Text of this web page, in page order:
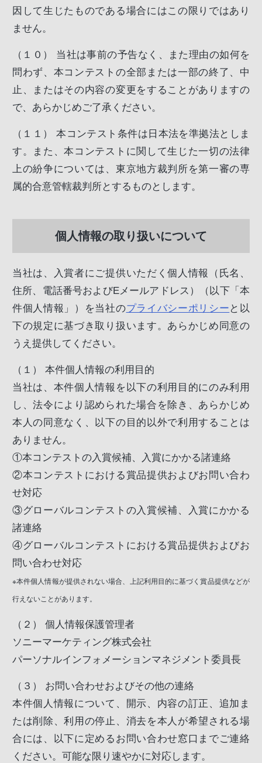
因して生じたものである場合にはこの限りではあり
ません。
（１０）
当社は事前の予告なく、また理由の如何を
問わず、本コンテストの全部または一部の終了、中
止、またはその内容の変更をすることがありますの
で、あらかじめご了承ください。
（１１）
本コンテスト条件は日本法を準拠法としま
す。また、本コンテストに関して生じた一切の法律
上の紛争については、東京地方裁判所を第一審の専
属的合意管轄裁判所とするものとします。
個人情報の取り扱いについて
当社は、入賞者にご提供いただく個人情報（氏名、
住所、電話番号およびEメールアドレス）（以下「本
件個人情報」）を当社のプライバシーポリシー と以
下の規定に基づき取り扱います。あらかじめ同意の
うえ提供してください。
（１）
本件個人情報の利用目的
当社は、本件個人情報を以下の利用目的にのみ利用
し、法令により認められた場合を除き、あらかじめ
本人の同意なく、以下の目的以外で利用することは
ありません。
①本コンテストの入賞候補、入賞にかかる諸連絡
②本コンテストにおける賞品提供およびお問い合わ
せ対応
③グローバルコンテストの入賞候補、入賞にかかる
諸連絡
④グローバルコンテストにおける賞品提供およびお
問い合わせ対応
※本件個人情報が提供されない場合、上記利用目的に基づく賞品提供などが
行えないことがあります。
（２）
個人情報保護管理者
ソニーマーケティング株式会社
パーソナルインフォメーションマネジメント委員長
（３）
お問い合わせおよびその他の連絡
本件個人情報について、開示、内容の訂正、追加ま
たは削除、利用の停止、消去を本人が希望される場
合には、以下に定めるお問い合わせ窓口までご連絡
ください。可能な限り速やかに対応します。